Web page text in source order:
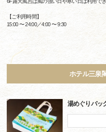
【ご利用時間】
15:00 〜 24:00／4:00 〜 9:30
ホテル三泉
湯めぐりバッ